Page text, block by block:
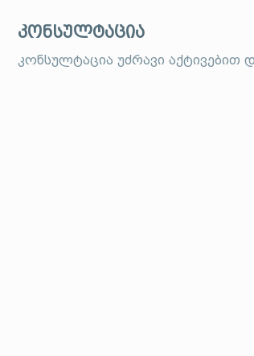
კონსულტაცია
კონსულტაცია უძრავი აქტივებით